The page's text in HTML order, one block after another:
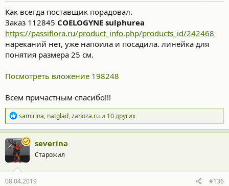
Как всегда поставщик порадовал.
Заказ 112845 COELOGYNE sulphurea
https://passiflora.ru/product_info.php/products_id/242468
нареканий нет, уже напоила и посадила. линейка для
понятия размера 25 см.
Посмотреть вложение 198248
Всем причастным спасибо!!!
Р
е
а
к
ц
и
и
:
samirina, natglad,zanoza.ru и 10 других
severina
Старожил
08.04.2019 #136